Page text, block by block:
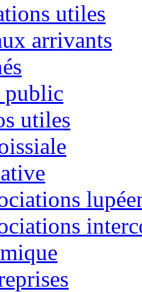
utiles
arrivants
public
utiles